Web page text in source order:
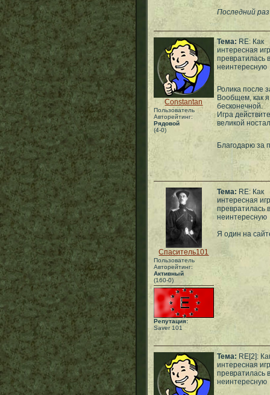
Последний
Constantan
Пользователь
Авторейтинг:
Рядовой
(4-0)
Тема: RE: Как
интересная
превратилась в
неинтересную
Ролика после
Вообщем, как
бесконечной.
Игра
великой
Благодарю за
Спаситель101
Пользователь
Авторейтинг:
Активный
(160-0)
Репутация:
Saver 101
Тема: RE: Как
интересная
превратилась в
неинтересную
Я один на
Тема: RE[2]:
интересная
превратилась в
неинтересную